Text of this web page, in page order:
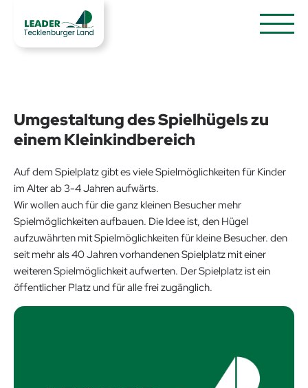
Umgestaltung des Spielhügels zu
einem Kleinkindbereich
Auf dem Spielplatz gibt es viele Spielmöglichkeiten für Kinder
im Alter ab 3-4 Jahren aufwärts.
Wir wollen auch für die ganz kleinen Besucher mehr
Spielmöglichkeiten aufbauen. Die Idee ist, den Hügel
aufzuwährten mit Spielmöglichkeiten für kleine Besucher. den
seit mehr als 40 Jahren vorhandenen Spielplatz mit einer
weiteren Spielmöglichkeit aufwerten. Der Spielplatz ist ein
öffentlicher Platz und für alle frei zugänglich.